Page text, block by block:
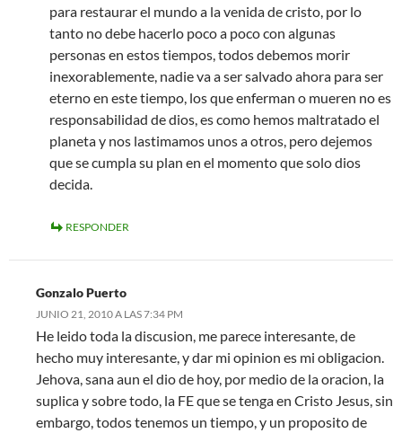
para restaurar el mundo a la venida de cristo, por lo
tanto no debe hacerlo poco a poco con algunas
personas en estos tiempos, todos debemos morir
inexorablemente, nadie va a ser salvado ahora para ser
eterno en este tiempo, los que enferman o mueren no es
responsabilidad de dios, es como hemos maltratado el
planeta y nos lastimamos unos a otros, pero dejemos
que se cumpla su plan en el momento que solo dios
decida.
RESPONDER
Gonzalo Puerto
JUNIO 21, 2010 A LAS 7:34 PM
He leido toda la discusion, me parece interesante, de
hecho muy interesante, y dar mi opinion es mi obligacion.
Jehova, sana aun el dio de hoy, por medio de la oracion, la
suplica y sobre todo, la FE que se tenga en Cristo Jesus, sin
embargo, todos tenemos un tiempo, y un proposito de